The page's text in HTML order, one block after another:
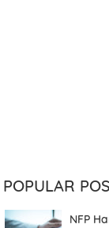
POPULAR
NFP